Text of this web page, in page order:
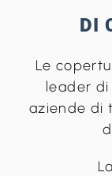
DI
Le
leader
aziende di